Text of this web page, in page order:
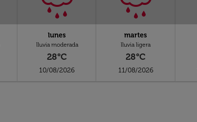
lunes
lluvia moderada
28°C
10/08/2026
martes
lluvia ligera
28°C
11/08/2026